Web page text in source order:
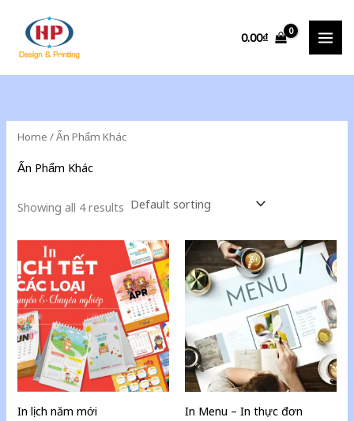
content
0.00₫
Home / Ấn Phẩm Khác
Ấn Phẩm Khác
Showing all 4 results
In lịch năm mới In Menu – In thực đơn